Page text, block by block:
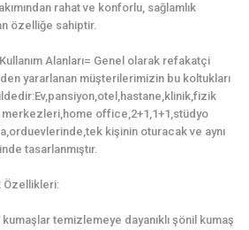
rahat ve konforlu, sağlamlık
özelliğe sahiptir.
Alanları= Genel olarak refakatçi
yararlanan müşterilerimizin bu koltukları
office,2+1,1+1,stüdyo
kişinin oturacak ve aynı
tasarlanmıştır.
Özellikleri:
temizlemeye dayanıklı şönil kumaş